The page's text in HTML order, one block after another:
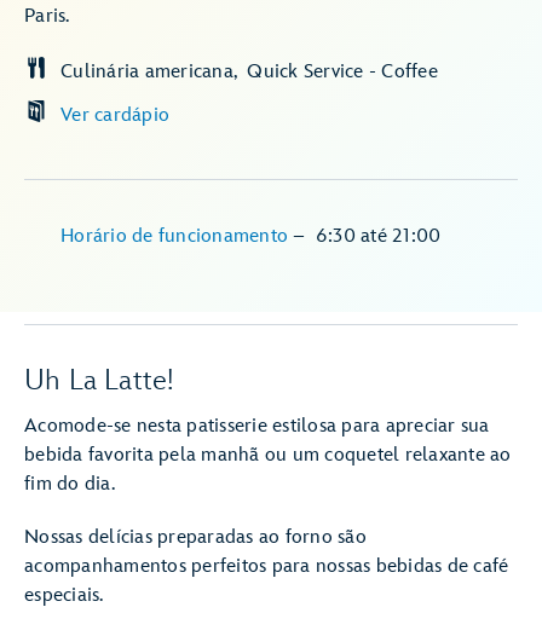
Paris.
Ver cardápio
Culinária americana Quick Service - Coffee
Horário de funcionamento– 6:30 até 21:00
Uh La Latte!
Acomode-se nesta patisserie estilosa para apreciar sua
bebida favorita pela manhã ou um coquetel relaxante ao
fim do dia.
Nossas delícias preparadas ao forno são
acompanhamentos perfeitos para nossas bebidas de café
especiais.